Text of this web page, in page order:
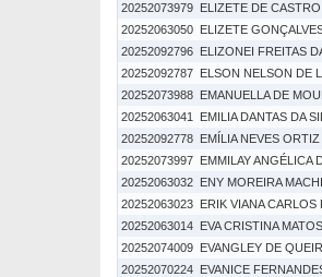
20252073979 ELIZETE DE
20252063050 ELIZETE
20252092796 ELIZONEI FREITAS
20252092787 ELSON NELSON DE
20252073988 EMANUELLA DE
20252063041
EMILIA DANTAS DA
20252092778 EMÍLIA NEVES
20252073997 EMMILAY ANGÉLICA
20252063032 ENY MOREIRA
20252063023 ERIK VIANA CARLOS
20252063014 EVA CRISTINA MATOS
20252074009 EVANGLEY DE
20252070224 EVANICE